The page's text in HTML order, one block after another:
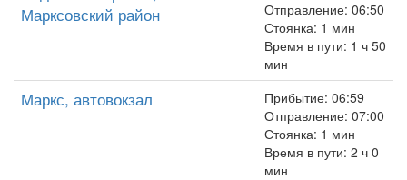
Марксовский район
Отправление: 06:50
Стоянка: 1 мин
Время в пути: 1 ч 50
мин
Маркс, автовокзал
Прибытие: 06:59
Отправление: 07:00
Стоянка: 1 мин
Время в пути: 2 ч 0
мин